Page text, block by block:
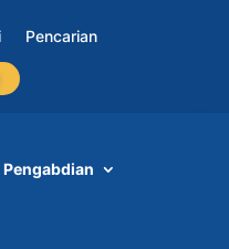
Pencarian
Pengabdian